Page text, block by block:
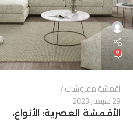
0
أقمشة مفروشات
29 سبتمبر 2023
الأقمشة العصرية: الأنواع،